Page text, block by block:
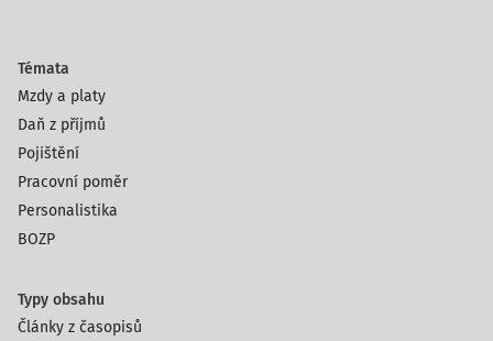
Témata
Mzdy a platy
Daň z příjmů
Pojištění
Pracovní poměr
Personalistika
BOZP
Typy obsahu
Články z časopisů